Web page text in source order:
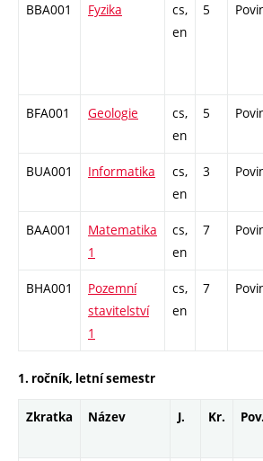
BBA001 Fyzika
cs,
en
5
BFA001 Geologie
cs,
en
5
BUA001 Informatika
cs,
en
3
BAA001
Matematika
1
cs,
en
7
BHA001
Pozemní
stavitelství
1
cs,
en
7
1. ročník, letní semestr
Zkratka Název J. Kr. Pov.